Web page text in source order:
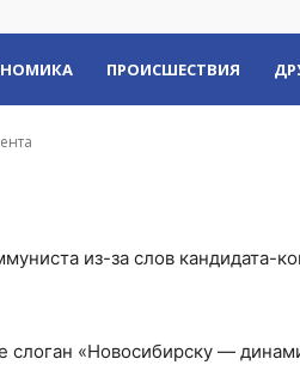
ПРОИСШЕСТВИЯ
из-за слов кандидата-
слоган «Новосибирску —